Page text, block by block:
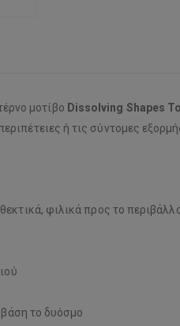
μοτίβο Dissolving Shapes
ή τις σύντομες
φιλικά προς το
το δυόσμο